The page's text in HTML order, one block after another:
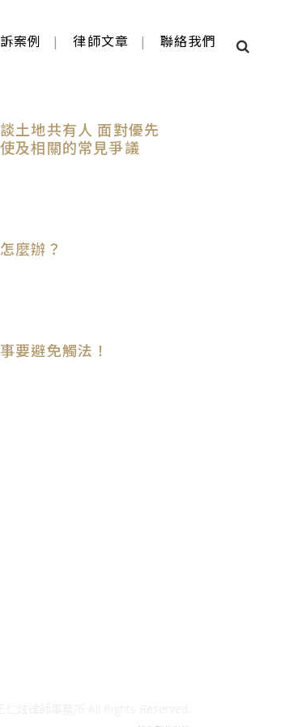
案例 律師文章 聯絡我們
遺產繼承法律
土地共有人 面對優先
及相關的常見爭議
麼辦？
要避免觸法！